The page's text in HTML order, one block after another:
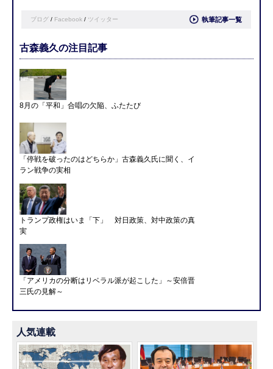
ブログ / Facebook / ツイッター 執筆記事一覧
古森義久の注目記事
8月の「平和」合唱の欠陥、ふたたび
「停戦を破ったのはどちらか」古森義久氏に聞く、イ
ラン戦争の実相
トランプ政権はいま「下」 対日政策、対中政策の真
実
「アメリカの分断はリベラル派が起こした」～安倍晋
三氏の見解～
人気連載